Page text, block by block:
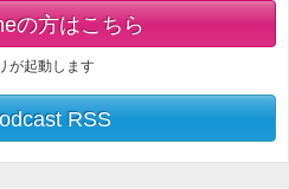
の方はこちら
が起動します
RSS